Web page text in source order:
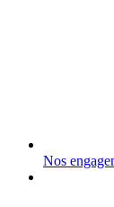
Nos